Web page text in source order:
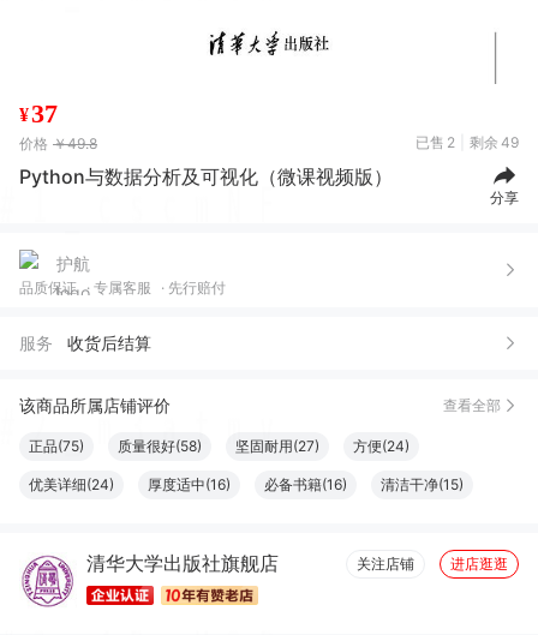
¥37
价格 ￥49.8 已售 2 剩余 49
Python与数据分析及可视化（微课视频版）
分享
品质保证 专属客服 先行赔付
服务 收货后结算
该商品所属店铺评价 查看全部
正品(75) 质量很好(58) 坚固耐用(27) 方便(24)
优美详细(24) 厚度适中(16) 必备书籍(16) 清洁干净(15)
图文清晰(8) 纸张精良(8) 触感良好(7) 设计一流(7)
清华大学出版社旗舰店 关注店铺 进店逛逛